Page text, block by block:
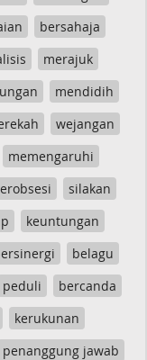
bersahaja
merajuk
mendidih
wejangan
memengaruhi
silakan
keuntungan
belagu
peduli
bercanda
kerukunan
penanggung jawab